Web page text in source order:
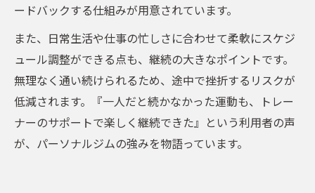
ードバックする仕組みが用意されています。
また、日常生活や仕事の忙しさに合わせて柔軟にスケジ
ュール調整ができる点も、継続の大きなポイントです。
無理なく通い続けられるため、途中で挫折するリスクが
低減されます。『一人だと続かなかった運動も、トレー
ナーのサポートで楽しく継続できた』という利用者の声
が、パーソナルジムの強みを物語っています。